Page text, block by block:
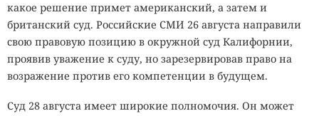
какое решение примет американский, а затем и
британский суд. Российские СМИ 26 августа направили
свою правовую позицию в окружной суд Калифорнии,
проявив уважение к суду, но зарезервировав право на
возражение против его компетенции в будущем.
Суд 28 августа имеет широкие полномочия. Он может